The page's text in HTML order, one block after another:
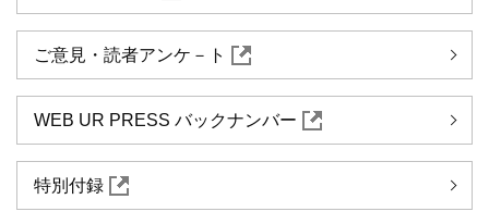
ご意見・読者アンケ－ト
WEB UR PRESS バックナンバー
特別付録